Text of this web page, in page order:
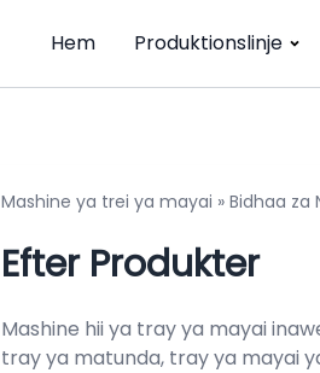
Hem Produktionslinje
Mashine ya trei ya mayai » Bidhaa za
Efter Produkter
Mashine hii ya tray ya mayai
tray ya matunda, tray ya mayai